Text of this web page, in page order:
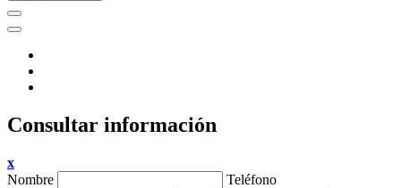
Consultar información
x
Nombre
Teléfono